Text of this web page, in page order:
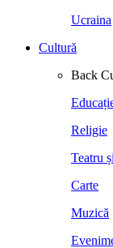
Ucraina
Cultură
Back
Religie
Teatru
Carte
Muzică